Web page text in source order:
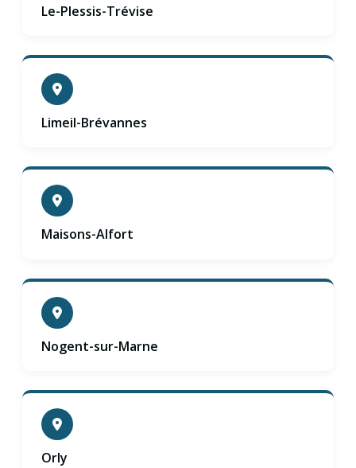
Le-Plessis-Trévise
Limeil-Brévannes
Maisons-Alfort
Nogent-sur-Marne
Orly